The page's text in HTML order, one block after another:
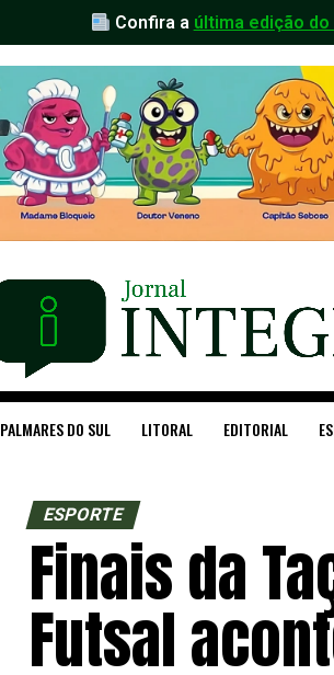
Confira a última edição
PALMARES DO SUL LITORAL EDITORIAL
ESPORTE
Finais da
Futsal